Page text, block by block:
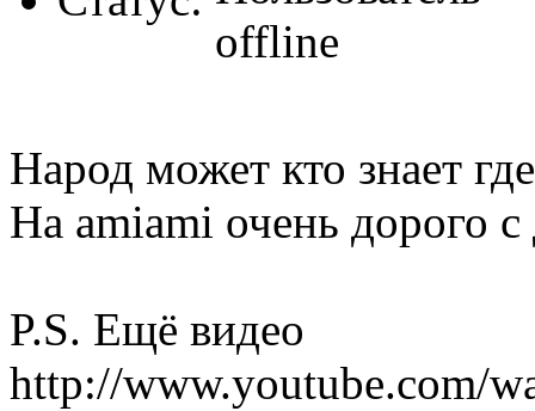
Народ может кто знает
На amiami очень дорого с
P.S. Ещё видео
http://www.youtube.com/